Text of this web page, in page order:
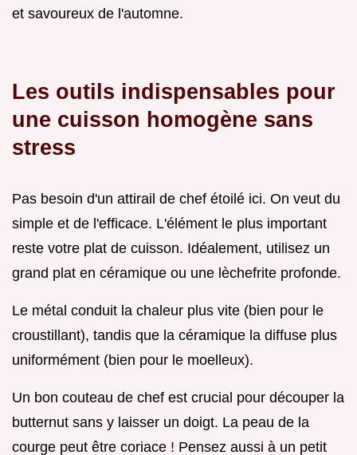
et savoureux de l'automne.
Les outils indispensables pour
une cuisson homogène sans
stress
Pas besoin d'un attirail de chef étoilé ici. On veut du
simple et de l'efficace. L'élément le plus important
reste votre plat de cuisson. Idéalement, utilisez un
grand plat en céramique ou une lèchefrite profonde.
Le métal conduit la chaleur plus vite (bien pour le
croustillant), tandis que la céramique la diffuse plus
uniformément (bien pour le moelleux).
Un bon couteau de chef est crucial pour découper la
butternut sans y laisser un doigt. La peau de la
courge peut être coriace ! Pensez aussi à un petit